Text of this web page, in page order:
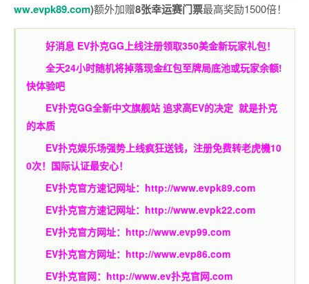
ww.evpk89.com)额外加赠8张幸运赛门票最高奖励1500倍！
好消息 EV扑克GG上线注册领取350美金新玩家礼包！
全天24小时随机将掉落现金红包至牌局底池或玩家余额!
快体验吧
EV扑克GG全新中文旗舰站 追求高EV的决定 就是扑克
的本质
EV扑克娱乐场强势上线疯狂送钱，注册免费转老虎機10
0次！国际认证最安心！
EV扑克官方速记网址： http://www.evpk89.com
EV扑克官方速记网址： http://www.evpk22.com
EV扑克官方网址： http://www.evp99.com
EV扑克官方网址： http://www.evp86.com
EV扑克官网： http://www.ev扑克官网.com